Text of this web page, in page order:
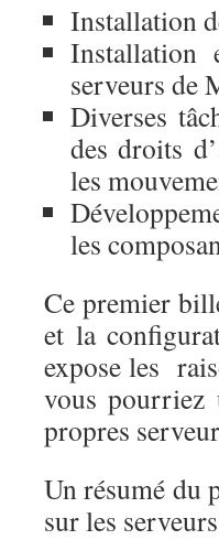
Installation
Installation
serveurs de
Diverses
des droits
les
les
Ce premier
et la
expose les
vous pourriez
propres
Un résumé du
sur les